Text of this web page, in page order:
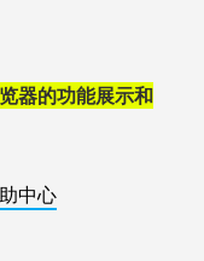
器的功能展示和
中心